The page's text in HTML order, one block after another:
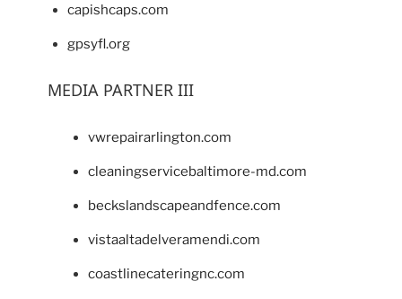
capishcaps.com
gpsyfl.org
MEDIA PARTNER III
vwrepairarlington.com
cleaningservicebaltimore-md.com
beckslandscapeandfence.com
vistaaltadelveramendi.com
coastlinecateringnc.com